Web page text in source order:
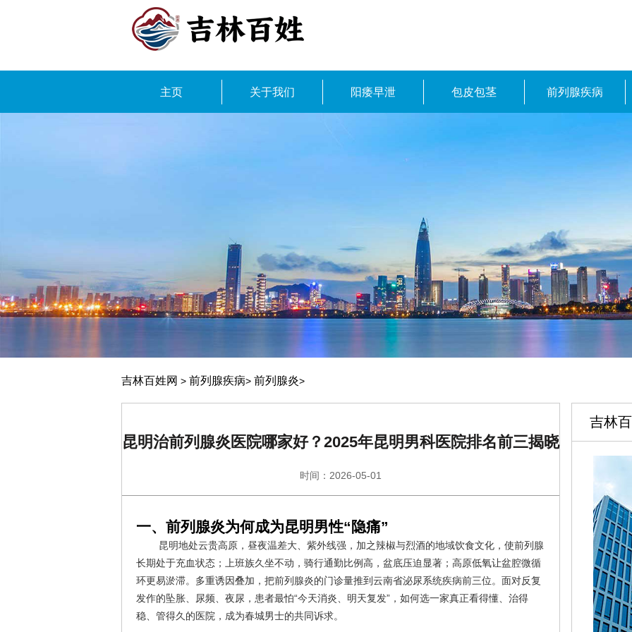
主页 关于我们 阳痿早泄 包皮包茎 前列腺疾病
吉林百姓网 > 前列腺疾病> 前列腺炎>
昆明治前列腺炎医院哪家好？2025年昆明男科医院排名前三揭晓
时间：2026-05-01
一、前列腺炎为何成为昆明男性“隐痛”
昆明地处云贵高原，昼夜温差大、紫外线强，加之辣椒与烈酒的地域饮食文化，使前列腺
长期处于充血状态；上班族久坐不动，骑行通勤比例高，盆底压迫显著；高原低氧让盆腔微循
环更易淤滞。多重诱因叠加，把前列腺炎的门诊量推到云南省泌尿系统疾病前三位。面对反复
发作的坠胀、尿频、夜尿，患者最怕“今天消炎、明天复发”，如何选一家真正看得懂、治得
稳、管得久的医院，成为春城男士的共同诉求。
吉林